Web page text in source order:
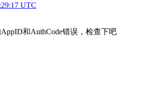
UTC
和AuthCode错误，检查下吧